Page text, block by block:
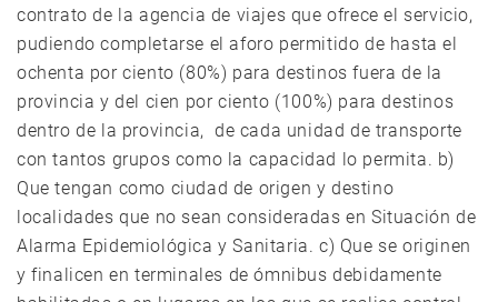
contrato de la agencia de viajes que ofrece el servicio,
pudiendo completarse el aforo permitido de hasta el
ochenta por ciento (80%) para destinos fuera de la
provincia y del cien por ciento (100%) para destinos
dentro de la provincia, de cada unidad de transporte
con tantos grupos como la capacidad lo permita. b)
Que tengan como ciudad de origen y destino
localidades que no sean consideradas en Situación de
Alarma Epidemiológica y Sanitaria. c) Que se originen
y finalicen en terminales de ómnibus debidamente